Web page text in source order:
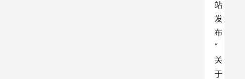
站
发
布
“
关
于